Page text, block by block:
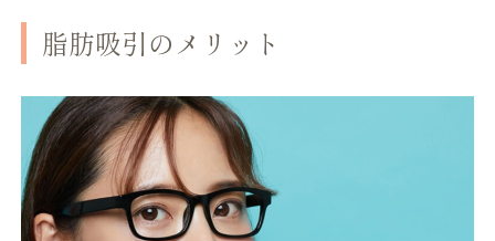
脂肪吸引のメリット